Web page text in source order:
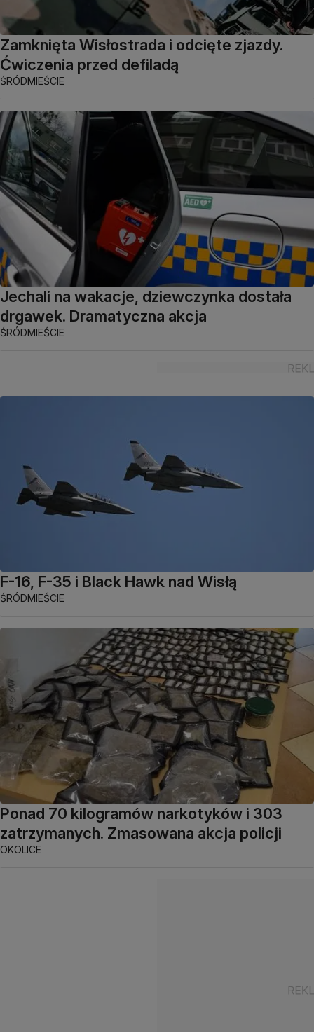
Zamknięta Wisłostrada i odcięte zjazdy.
Ćwiczenia przed defiladą
ŚRÓDMIEŚCIE
Jechali na wakacje, dziewczynka dostała
drgawek. Dramatyczna akcja
ŚRÓDMIEŚCIE
F-16, F-35 i Black Hawk nad Wisłą
ŚRÓDMIEŚCIE
Ponad 70 kilogramów narkotyków i 303
zatrzymanych. Zmasowana akcja policji
OKOLICE